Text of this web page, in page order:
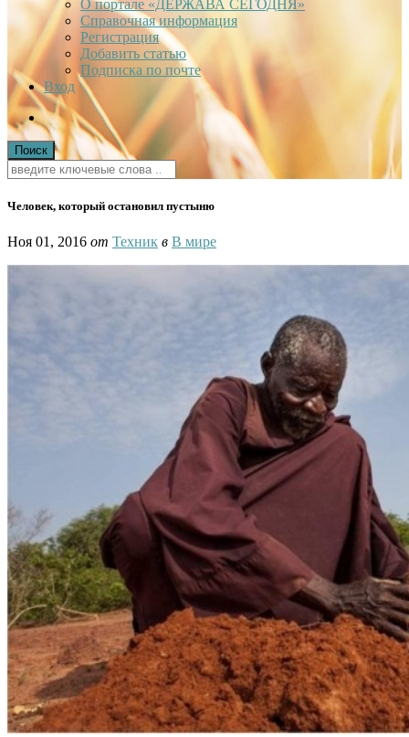
О портале «ДЕРЖАВА СЕГОДНЯ»
Справочная информация
Регистрация
Добавить статью
Подписка по почте
Вход
Человек, который остановил пустыню
Ноя 01, 2016 от Техник в В мире